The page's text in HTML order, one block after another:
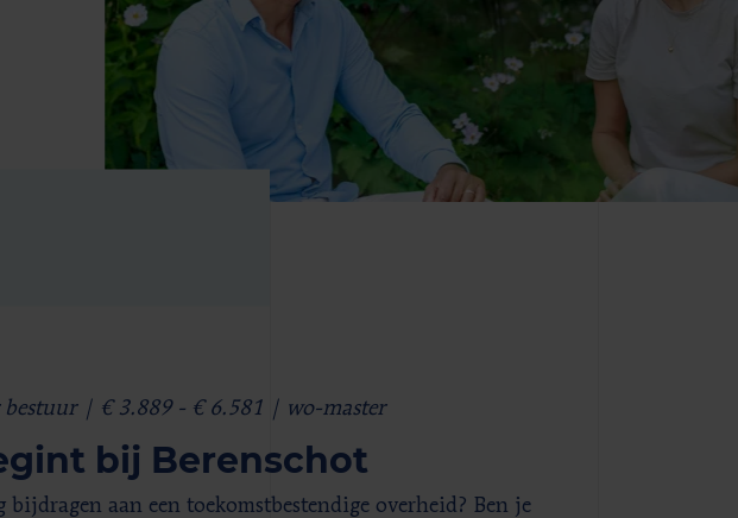
| € 3.889 - € 6.581 | wo-master
bij Berenschot
aan een toekomstbestendige overheid? Ben je